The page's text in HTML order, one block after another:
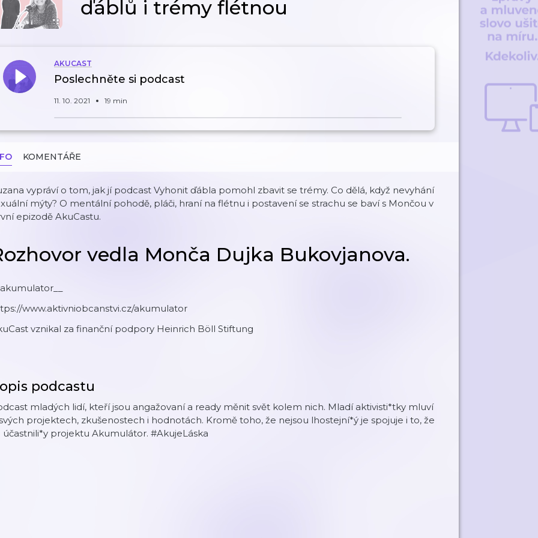
ďáblů i trémy flétnou
AKUCAST
Poslechněte si podcast
11. 10. 2021 19 min
KOMENTÁŘE
vypráví o tom, jak jí podcast Vyhonit ďábla pomohl zbavit se trémy. Co dělá, když nevyhání
mýty? O mentální pohodě, pláči, hraní na flétnu i postavení se strachu se baví s Mončou v
epizodě AkuCastu.
vedla Monča Dujka Bukovjanova.
www.aktivniobcanstvi.cz/akumulator
vznikal za finanční podpory Heinrich Böll Stiftung
podcastu
mladých lidí, kteří jsou angažovaní a ready měnit svět kolem nich. Mladí aktivisti*tky mluví
projektech, zkušenostech i hodnotách. Kromě toho, že nejsou lhostejní*ý je spojuje i to, že
účastnili*y projektu Akumulátor. #AkujeLáska